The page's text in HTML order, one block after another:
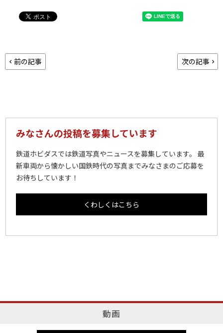
前の記事 次の記事
みなさんの投稿を募集しています
鉄道ホビダスでは鉄道写真やニュースを募集しています。 最
新車両から懐かしい国鉄時代の写真までみなさまのご応募を
お待ちしています！
くわしくはこちら
動画